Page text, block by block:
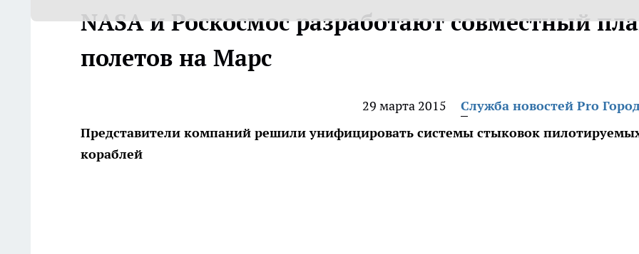
NASA и Роскосмос разработают совместный
полетов на Марс
29 марта 2015
Служба новостей Pro
Представители компаний решили унифицировать системы стыковок
кораблей